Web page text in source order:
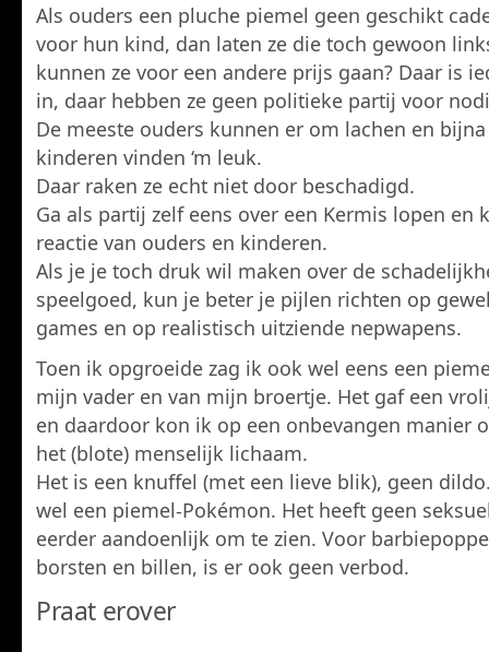
Als ouders een pluche piemel geen geschikt
voor hun kind, dan laten ze die toch gewoon
kunnen ze voor een andere prijs gaan? Daar is
in, daar hebben ze geen politieke partij voor
De meeste ouders kunnen er om lachen en
kinderen vinden ‘m leuk.
Daar raken ze echt niet door beschadigd.
Ga als partij zelf eens over een Kermis lopen en
reactie van ouders en kinderen.
Als je je toch druk wil maken over de
speelgoed, kun je beter je pijlen richten op
games en op realistisch uitziende nepwapens.
Toen ik opgroeide zag ik ook wel eens een
mijn vader en van mijn broertje. Het gaf een
en daardoor kon ik op een onbevangen manier
het (blote) menselijk lichaam.
Het is een knuffel (met een lieve blik), geen
wel een piemel-Pokémon. Het heeft geen
eerder aandoenlijk om te zien. Voor
borsten en billen, is er ook geen verbod.
Praat erover